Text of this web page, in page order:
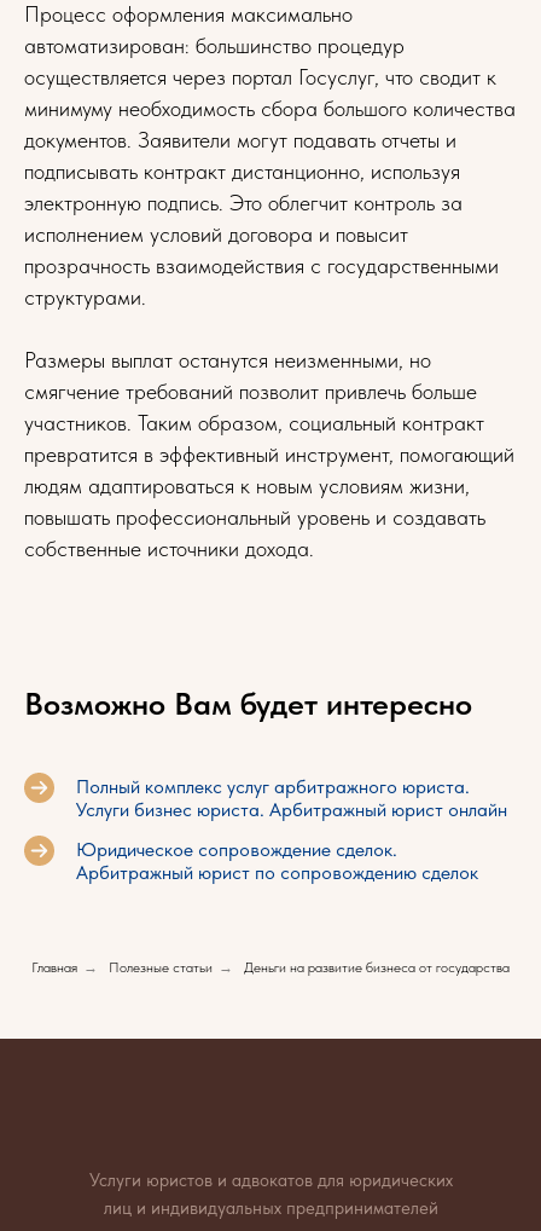
Процесс оформления максимально
автоматизирован: большинство процедур
осуществляется через портал Госуслуг, что сводит к
минимуму необходимость сбора большого количества
документов. Заявители могут подавать отчеты и
подписывать контракт дистанционно, используя
электронную подпись. Это облегчит контроль за
исполнением условий договора и повысит
прозрачность взаимодействия с государственными
структурами.
Размеры выплат останутся неизменными, но
смягчение требований позволит привлечь больше
участников. Таким образом, социальный контракт
превратится в эффективный инструмент, помогающий
людям адаптироваться к новым условиям жизни,
повышать профессиональный уровень и создавать
собственные источники дохода.
Возможно Вам будет интересно
Полный комплекс услуг арбитражного юриста.
Услуги бизнес юриста. Арбитражный юрист онлайн
Юридическое сопровождение сделок.
Арбитражный юрист по сопровождению сделок
Главная → Полезные статьи → Деньги на развитие бизнеса от государства
Услуги юристов и адвокатов для юридических
лиц и индивидуальных предпринимателей